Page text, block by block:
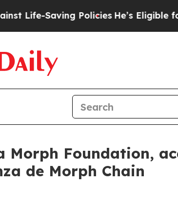
PoliciesHe’s Eligible for Up to
Foundation,
de Morph Chain